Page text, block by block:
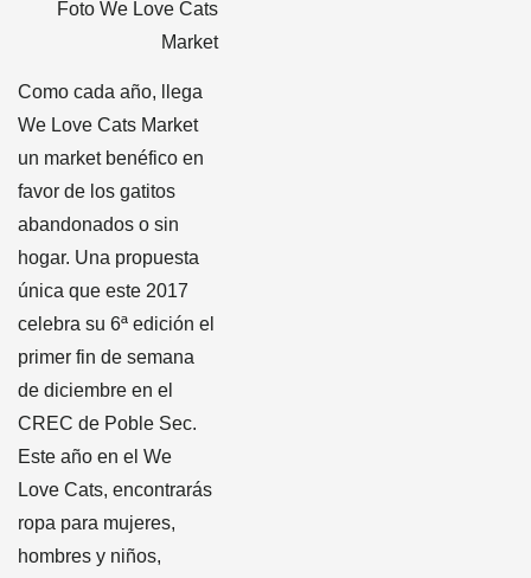
Foto We Love Cats
Market
Como cada año, llega
We Love Cats Market
un market benéfico en
favor de los gatitos
abandonados o sin
hogar. Una propuesta
única que este 2017
celebra su 6ª edición el
primer fin de semana
de diciembre en el
CREC de Poble Sec.
Este año en el We
Love Cats, encontrarás
ropa para mujeres,
hombres y niños,